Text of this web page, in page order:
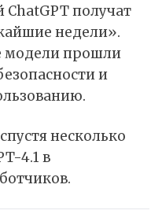
ChatGPTполучат
недели».
модели прошли
и
несколько
4.1 в